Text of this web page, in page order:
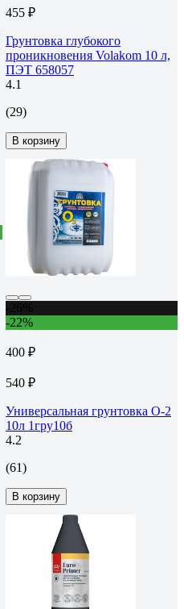
455 ₽
Грунтовка глубокого
проникновения Volakom 10 л,
ПЭТ 658057
4.1
(29)
В корзину
-22%
400 ₽
540 ₽
Универсальная грунтовка О-2
10л 1гру10б
4.2
(61)
В корзину